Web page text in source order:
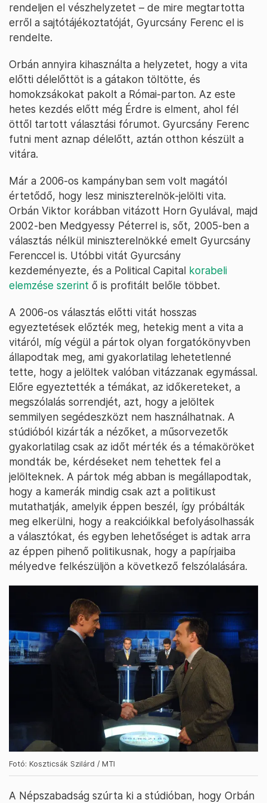
rendeljen el vészhelyzetet – de mire megtartotta
erről a sajtótájékoztatóját, Gyurcsány Ferenc el is
rendelte.
Orbán annyira kihasználta a helyzetet, hogy a vita
előtti délelőttöt is a gátakon töltötte, és
homokzsákokat pakolt a Római-parton. Az este
hetes kezdés előtt még Érdre is elment, ahol fél
öttől tartott választási fórumot. Gyurcsány Ferenc
futni ment aznap délelőtt, aztán otthon készült a
vitára.
Már a 2006-os kampányban sem volt magától
értetődő, hogy lesz miniszterelnök-jelölti vita.
Orbán Viktor korábban vitázott Horn Gyulával, majd
2002-ben Medgyessy Péterrel is, sőt, 2005-ben a
választás nélkül miniszterelnökké emelt Gyurcsány
Ferenccel is. Utóbbi vitát Gyurcsány
kezdeményezte, és a Political Capital korabeli
elemzése szerint ő is profitált belőle többet.
A 2006-os választás előtti vitát hosszas
egyeztetések előzték meg, hetekig ment a vita a
vitáról, míg végül a pártok olyan forgatókönyvben
állapodtak meg, ami gyakorlatilag lehetetlenné
tette, hogy a jelöltek valóban vitázzanak egymással.
Előre egyeztették a témákat, az időkereteket, a
megszólalás sorrendjét, azt, hogy a jelöltek
semmilyen segédeszközt nem használhatnak. A
stúdióból kizárták a nézőket, a műsorvezetők
gyakorlatilag csak az időt mérték és a témaköröket
mondták be, kérdéseket nem tehettek fel a
jelölteknek. A pártok még abban is megállapodtak,
hogy a kamerák mindig csak azt a politikust
mutathatják, amelyik éppen beszél, így próbálták
meg elkerülni, hogy a reakcióikkal befolyásolhassák
a választókat, és egyben lehetőséget is adtak arra
az éppen pihenő politikusnak, hogy a papírjaiba
mélyedve felkészüljön a következő felszólalására.
Fotó: Koszticsák Szilárd / MTI
A Népszabadság szúrta ki a stúdióban, hogy Orbán